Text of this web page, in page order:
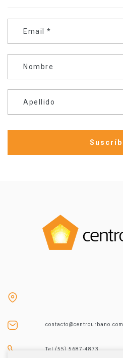
Email *
Nombre
Apellido
contacto@centrourbano.com
Tel (55) 5687-4873